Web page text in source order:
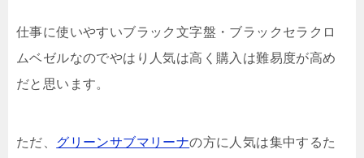
仕事に使いやすいブラック文字盤・ブラックセラクロ
ムベゼルなのでやはり人気は高く購入は難易度が高め
だと思います。
ただ、 グリーンサブマリーナの方に人気は集中するた